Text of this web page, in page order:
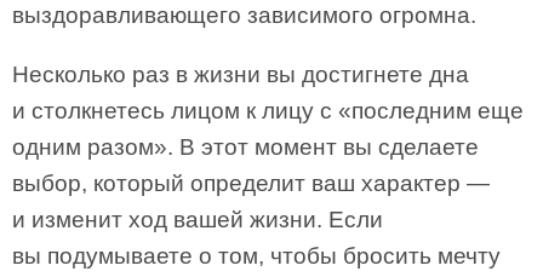
выздоравливающего зависимого огромна.
Несколько раз в жизни вы достигнете дна
и столкнетесь лицом к лицу с «последним еще
одним разом». В этот момент вы сделаете
выбор, который определит ваш характер —
и изменит ход вашей жизни. Если
вы подумываете о том, чтобы бросить мечту